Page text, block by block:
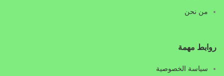
من نحن
روابط مهمة
سياسة الخصوصية